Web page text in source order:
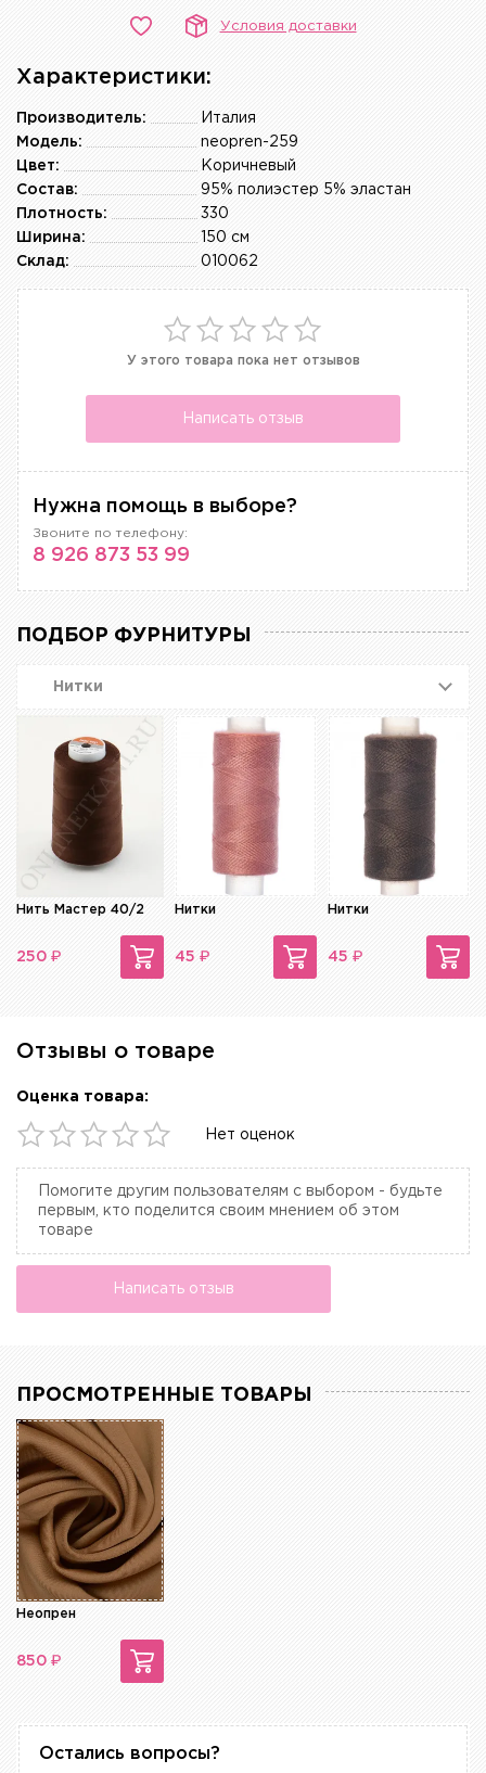
Условия доставки
Характеристики:
Италия
Производитель:
neopren-259
Модель:
Коричневый
Цвет:
95% полиэстер 5% эластан
Состав:
330
Плотность:
150 см
Ширина:
010062
Склад:
У этого товара пока нет отзывов
Написать отзыв
Нужна помощь в выборе?
Звоните по телефону:
8 926 873 53 99
ПОДБОР ФУРНИТУРЫ
Нитки
Нить Мастер 40/2
250 ₽
Нитки
45 ₽
Нитки
45 ₽
Отзывы о товаре
Оценка товара:
Нет оценок
Помогите другим пользователям с выбором - будьте
первым, кто поделится своим мнением об этом
товаре
Написать отзыв
ПРОСМОТРЕННЫЕ ТОВАРЫ
Неопрен
850 ₽
Остались вопросы?